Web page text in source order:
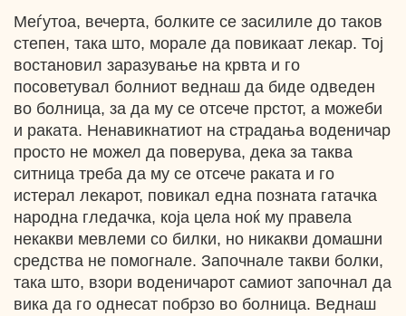
Меѓутоа, вечерта, болките се засилиле до таков
степен, така што, морале да повикаат лекар. Тој
востановил заразување на крвта и го
посоветувал болниот веднаш да биде одведен
во болница, за да му се отсече прстот, а можеби
и раката. Ненавикнатиот на страдања воденичар
просто не можел да поверува, дека за таква
ситница треба да му се отсече раката и го
истерал лекарот, повикал една позната гатачка
народна гледачка, која цела ноќ му правела
некакви мевлеми со билки, но никакви домашни
средства не помогнале. Започнале такви болки,
така што, взори воденичарот самиот започнал да
вика да го однесат побрзо во болница. Веднаш